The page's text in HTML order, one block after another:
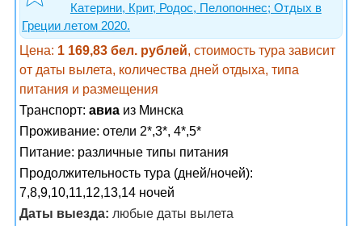
Катерини, Крит, Родос, Пелопоннес; Отдых в
Греции летом 2020.
Цена: 1 169,83 бел. рублей, стоимость тура зависит
от даты вылета, количества дней отдыха, типа
питания и размещения
Транспорт: авиа из Минска
Проживание: отели 2*,3*, 4*,5*
Питание: различные типы питания
Продолжительность тура (дней/ночей):
7,8,9,10,11,12,13,14 ночей
Даты выезда: любые даты вылета